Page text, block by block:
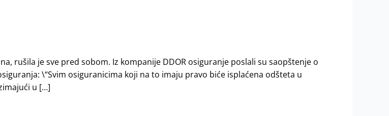
rušila je sve pred sobom. Iz kompanije DDOR osiguranje poslali su saopštenje o
\“Svim osiguranicima koji na to imaju pravo biće isplaćena odšteta u
u […]